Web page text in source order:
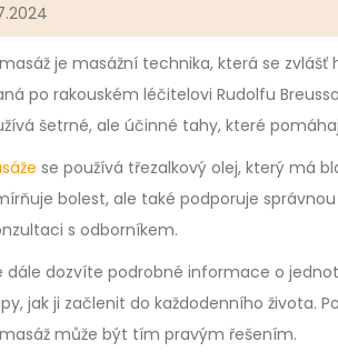
je masážní technika, která se
po rakouském léčitelovi Rudolfu
šetrné, ale účinné tahy, které
se používá třezalkový olej, který má
bolest, ale také podporuje
s odborníkem.
dále dozvíte podrobné informace o
jak ji začlenit do každodenního života.
může být tím pravým řešením.